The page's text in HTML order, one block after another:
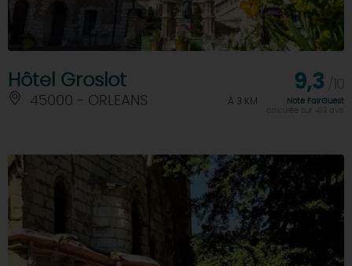
Hôtel Groslot
45000 - ORLEANS À 3 KM
9,3
Note FairGuest
calculée sur 413 avis